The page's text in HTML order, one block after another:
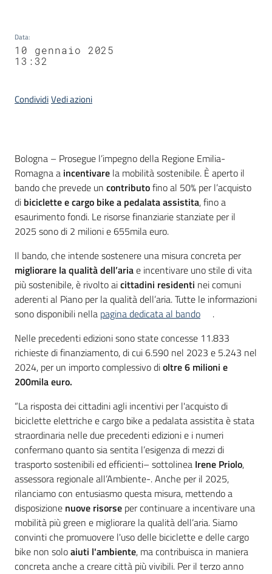
Data:
10 gennaio 2025
13:32
CondividiVedi azioni
Contenuto
Bologna – Prosegue l’impegno della Regione Emilia-
Romagna a incentivare la mobilità sostenibile. È aperto il
bando che prevede un contributofino al 50% per l’acquisto
di biciclette e cargo bike a pedalata assistita, fino a
esaurimento fondi. Le risorse finanziarie stanziate per il
2025 sono di 2 milioni e 655mila euro.
Il bando, che intende sostenere una misura concreta per
migliorare la qualità dell’ariae incentivare uno stile di vita
più sostenibile, è rivolto aicittadini residenti nei comuni
aderenti al Piano per la qualità dell’aria. Tutte le informazioni
sono disponibili nella pagina dedicata al bando
.
Nelle precedenti edizioni sono state concesse 11.833
richieste di finanziamento, di cui 6.590 nel 2023 e 5.243 nel
2024, per un importo complessivo dioltre 6 milioni e
200mila euro.
“La risposta dei cittadini agli incentivi per l'acquisto di
biciclette elettriche e cargo bike a pedalata assistita è stata
straordinaria nelle due precedenti edizioni e i numeri
confermano quanto sia sentita l’esigenza di mezzi di
trasporto sostenibili ed efficienti– sottolinea Irene Priolo,
assessora regionale all’Ambiente-. Anche per il 2025,
rilanciamo con entusiasmo questa misura, mettendo a
disposizione nuove risorse per continuare a incentivare una
mobilità più green e migliorare la qualità dell’aria. Siamo
convinti che promuovere l'uso delle biciclette e delle cargo
bike non soloaiuti l'ambiente, ma contribuisca in maniera
concreta anche a creare città più vivibili. Per il terzo anno